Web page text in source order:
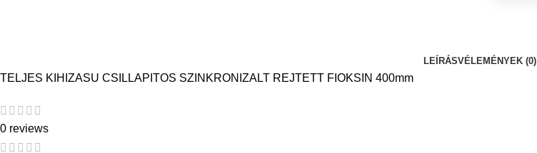
LEÍRÁSVÉLEMÉNYEK (0)
TELJES KIHIZASU CSILLAPITOS SZINKRONIZALT REJTETT FIOKSIN 400mm
0 reviews